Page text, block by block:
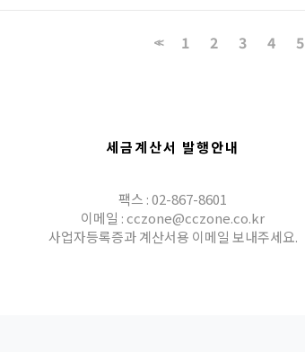
<< 1 2 3 4 5
세금계산서 발행안내
팩스 : 02-867-8601
이메일 : cczone@cczone.co.kr
사업자등록증과 계산서용 이메일 보내주세요.